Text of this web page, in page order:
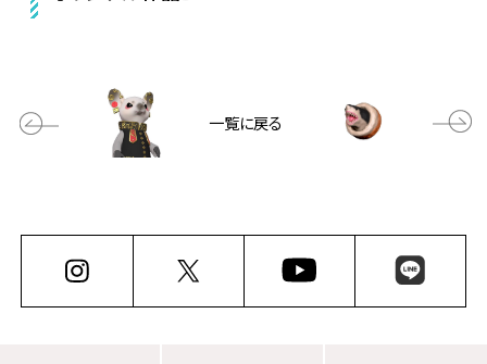
一覧に戻る